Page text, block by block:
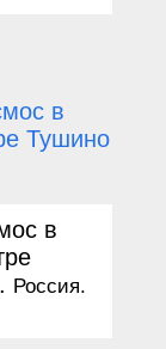
в
Россия.